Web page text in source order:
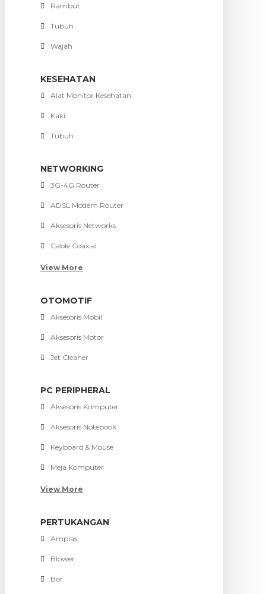
Rambut
Tubuh
Wajah
KESEHATAN
Alat Monitor Kesehatan
Kaki
Tubuh
NETWORKING
3G-4G Router
ADSL Modem Router
Aksesoris Networks
Cable Coaxial
View More
OTOMOTIF
Aksesoris Mobil
Aksesoris Motor
Jet Cleaner
PC PERIPHERAL
Aksesoris Komputer
Aksesoris Notebook
Keyboard & Mouse
Meja Komputer
View More
PERTUKANGAN
Amplas
Blower
Bor